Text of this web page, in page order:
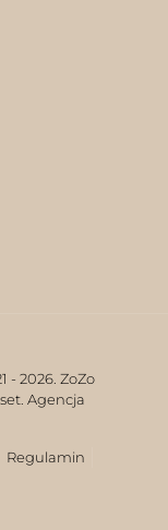
- 2026. ZoZo
Agencja
Regulamin